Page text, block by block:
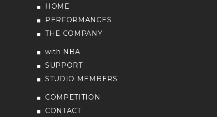
HOME
PERFORMANCES
THE COMPANY
with NBA
SUPPORT
STUDIO MEMBERS
COMPETITION
CONTACT